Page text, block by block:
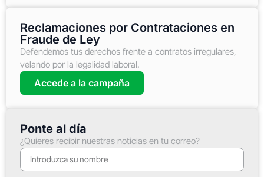
Reclamaciones por Contrataciones en
Fraude de Ley
Defendemos tus derechos frente a contratos irregulares,
velando por la legalidad laboral.
Accede a la campaña
Ponte al día
¿Quieres recibir nuestras noticias en tu correo?